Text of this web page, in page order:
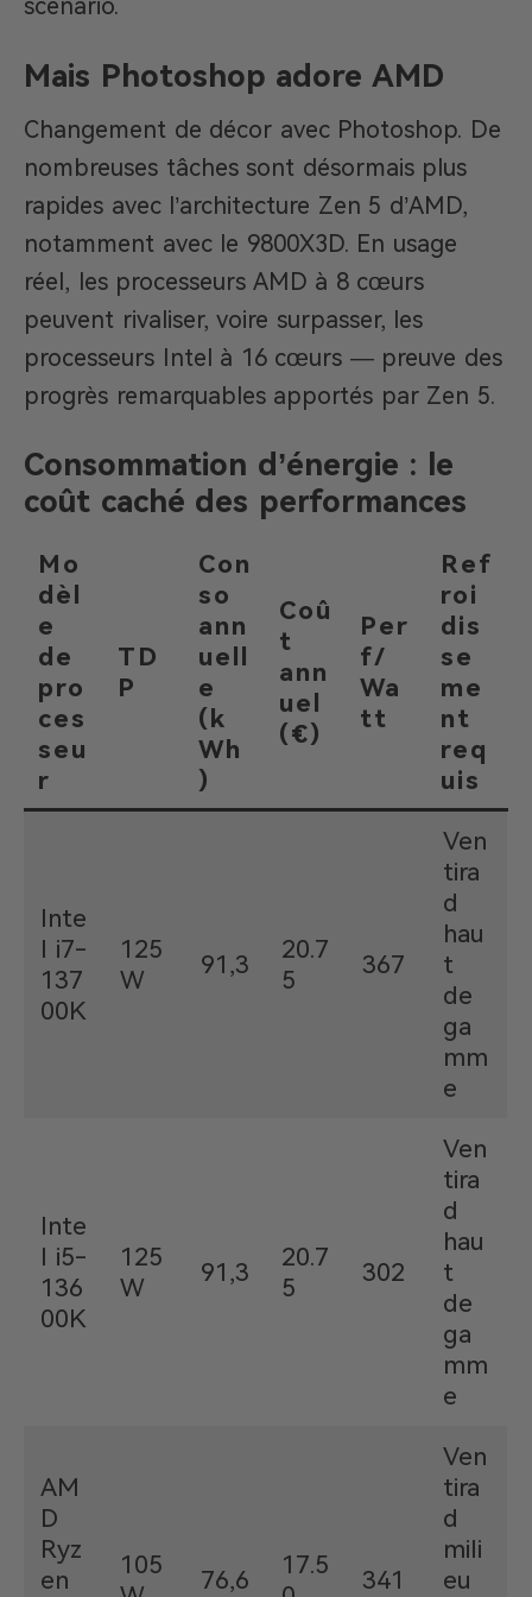
scénario.
Mais Photoshop adore AMD
Changement de décor avec Photoshop. De
nombreuses tâches sont désormais plus
rapides avec l’architecture Zen 5 d’AMD,
notamment avec le 9800X3D. En usage
réel, les processeurs AMD à 8 cœurs
peuvent rivaliser, voire surpasser, les
processeurs Intel à 16 cœurs — preuve des
progrès remarquables apportés par Zen 5.
Consommation d’énergie : le
coût caché des performances
Mo
dèl
e
de
pro
ces
seu
r
TD
P
Con
so
ann
uell
e
(k
Wh
)
Coû
t
ann
uel
(€)
Per
f/
Wa
tt
Ref
roi
dis
se
me
nt
req
uis
Inte
l i7-
137
00K
125
W
91,3
20.7
5
367
Ven
tira
d
hau
t
de
ga
mm
e
Inte
l i5-
136
00K
125
W
91,3
20.7
5
302
Ven
tira
d
hau
t
de
ga
mm
e
AM
D
Ryz
en
105
76,6
17.5
341
Ven
tira
d
mili
eu